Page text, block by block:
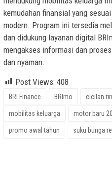
kemudahan finansial yang
modern. Program ini tersedia
dan didukung layanan digital
mengakses informasi dan
dan nyaman.
Post Views: 408
BRI Finance BRImo cicilan
mobilitas keluarga motor baru
promo awal tahun suku bunga